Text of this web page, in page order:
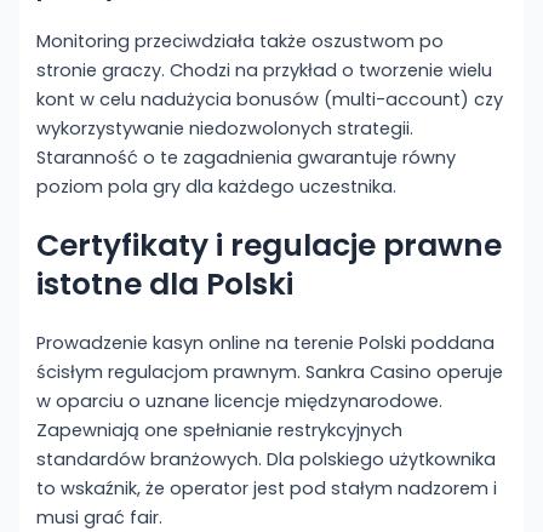
Monitoring przeciwdziała także oszustwom po
stronie graczy. Chodzi na przykład o tworzenie wielu
kont w celu nadużycia bonusów (multi-account) czy
wykorzystywanie niedozwolonych strategii.
Staranność o te zagadnienia gwarantuje równy
poziom pola gry dla każdego uczestnika.
Certyfikaty i regulacje prawne
istotne dla Polski
Prowadzenie kasyn online na terenie Polski poddana
ścisłym regulacjom prawnym. Sankra Casino operuje
w oparciu o uznane licencje międzynarodowe.
Zapewniają one spełnianie restrykcyjnych
standardów branżowych. Dla polskiego użytkownika
to wskaźnik, że operator jest pod stałym nadzorem i
musi grać fair.